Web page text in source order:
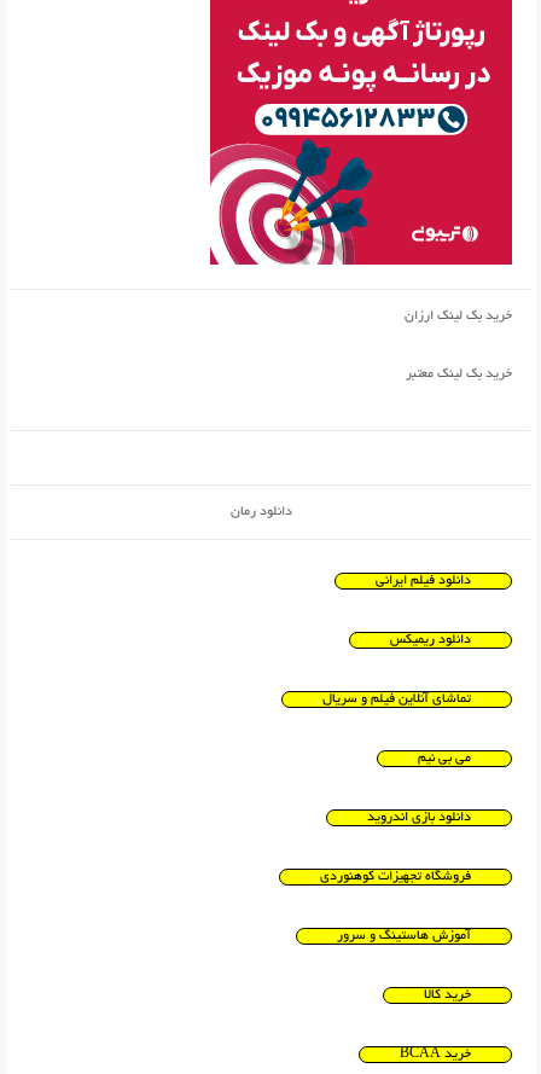
خرید بک لینک ارزان
خرید بک لینک معتبر
دانلود رمان
دانلود فیلم ایرانی
دانلود ریمیکس
تماشای آنلاین فیلم و سریال
می بی نیم
دانلود بازی اندروید
فروشگاه تجهیزات کوهنوردی
آموزش هاستینگ و سرور
خرید کالا
خرید BCAA